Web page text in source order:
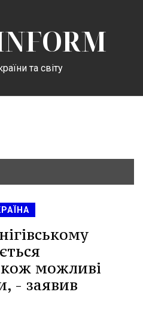
та світу
можливі
- заявив